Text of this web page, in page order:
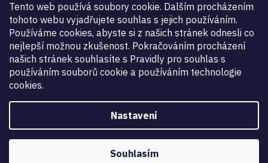
Tento web používá soubory cookie. Dalším procházením
tohoto webu vyjadřujete souhlas s jejich používáním.
Používáme cookies, abyste si z našich stránek odnesli co
nejlepší možnou zkušenost. Pokračováním procházení
našich stránek souhlasíte s Pravidly pro souhlas s
používáním souborů cookie a používáním technologie
cookies.
Nastavení
Souhlasím
pistolová ručka
299 Kč
O
v
l
S
t
r
á
n
1 2
15položek celkem
NAHORU
Vynikající:4.9/5
07.08.2026